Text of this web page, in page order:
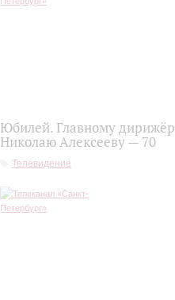
Юбилей. Главному
Николаю Алексееву — 70
Телевидение